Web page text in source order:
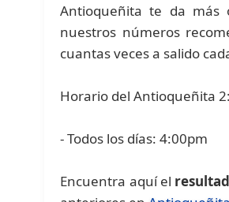
Antioqueñita te da más
nuestros números
cuantas veces a salido
Horario del Antioqueñita 2:
- Todos los días: 4:00pm
Encuentra aquí el